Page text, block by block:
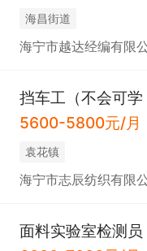
海昌街道
海宁市越达经编有限
挡车工（不会可学
5600-5800元/月
袁花镇
海宁市志辰纺织有限
面料实验室检测员